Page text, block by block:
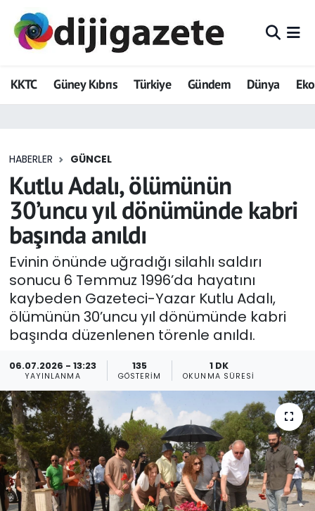
KKTC Güney Kıbrıs Türkiye Gündem Dünya
HABERLER GÜNCEL
Kutlu Adalı, ölümünün
30’uncu yıl dönümünde kabri
başında anıldı
Evinin önünde uğradığı silahlı saldırı
sonucu 6 Temmuz 1996’da hayatını
kaybeden Gazeteci-Yazar Kutlu Adalı,
ölümünün 30’uncu yıl dönümünde kabri
başında düzenlenen törenle anıldı.
06.07.2026 - 13:23
YAYINLANMA
135
GÖSTERIM
1 DK
OKUNMA SÜRESI
ADVERTORIAL
Dijigazete
Eğitim
Ekonomi
Foto Galeri
GEZİ
Güncel
Gündem
KKTC
KKTC YEREL SEÇİM 2018
Kültür Sanat
Magazin
Hava Durumu
Trafik Durumu
Tüm Manşetler
Son Dakika Haberleri
Haber Arşivi